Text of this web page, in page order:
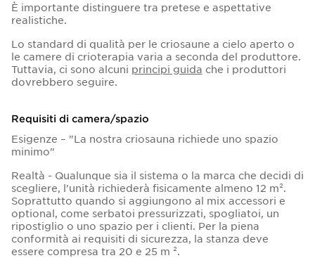
È importante distinguere tra pretese e aspettative
realistiche.
Lo standard di qualità per le criosaune a cielo aperto o
le camere di crioterapia varia a seconda del produttore.
Tuttavia, ci sono alcuni principi guida che i produttori
dovrebbero seguire.
Requisiti di camera/spazio
Esigenze – "La nostra criosauna richiede uno spazio
minimo"
Realtà - Qualunque sia il sistema o la marca che decidi di
scegliere, l'unità richiederà fisicamente almeno 12 m².
Soprattutto quando si aggiungono al mix accessori e
optional, come serbatoi pressurizzati, spogliatoi, un
ripostiglio o uno spazio per i clienti. Per la piena
conformità ai requisiti di sicurezza, la stanza deve
essere compresa tra 20 e 25 m ².